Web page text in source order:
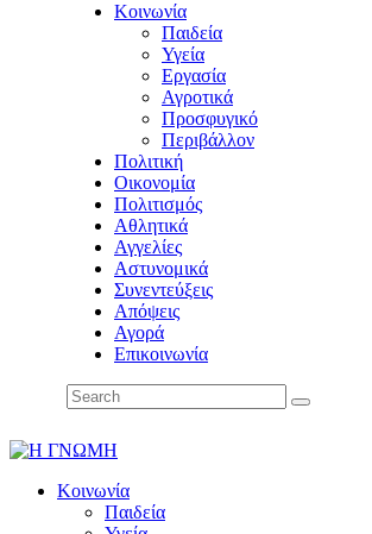
Κοινωνία
Παιδεία
Υγεία
Εργασία
Αγροτικά
Προσφυγικό
Περιβάλλον
Πολιτική
Οικονομία
Πολιτισμός
Αθλητικά
Αγγελίες
Αστυνομικά
Συνεντεύξεις
Απόψεις
Αγορά
Επικοινωνία
Κοινωνία
Παιδεία